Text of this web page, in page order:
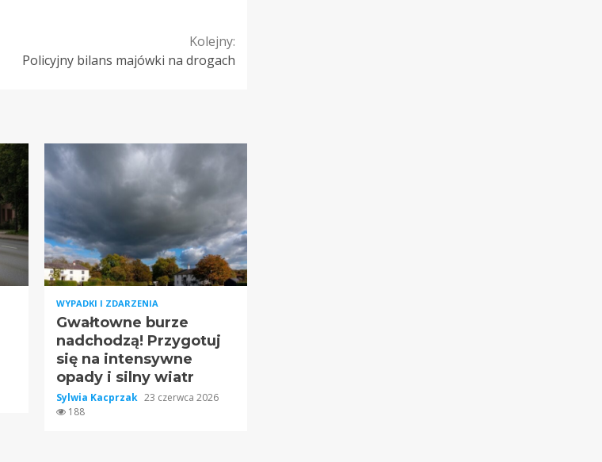
Kolejny:
Policyjny bilans majówki na drogach
WYPADKI I ZDARZENIA
Gwałtowne burze
nadchodzą! Przygotuj
się na intensywne
opady i silny wiatr
Sylwia Kacprzak 23 czerwca 2026
188